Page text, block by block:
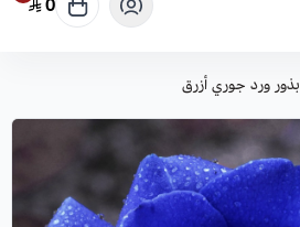
0
بذور ورد جوري أزرق